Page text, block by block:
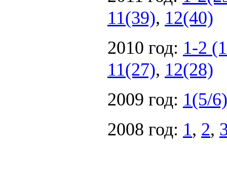
11(39), 12(40)
2010 год: 1-2
11(27), 12(28)
2009 год: 1(5/6)
2008 год: 1, 2,